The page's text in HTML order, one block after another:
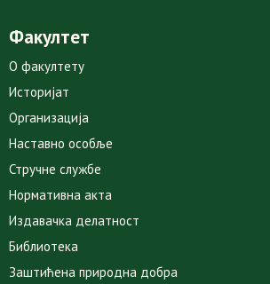
Факултет
О факултету
Историјат
Организација
Наставно особље
Стручне службе
Нормативна акта
Издавачка делатност
Библиотека
Заштићена природна добра